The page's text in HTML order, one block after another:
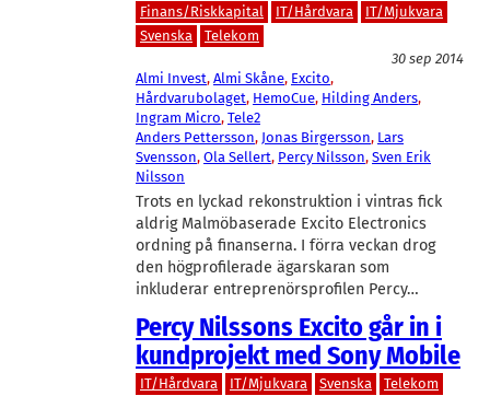
Finans/Riskkapital IT/Hårdvara
IT/Mjukvara
Svenska
Telekom
30 sep 2014
Almi Invest, Almi Skåne, Excito
Hårdvarubolaget, HemoCue, Hilding Anders
Ingram Micro, Tele2
Anders Pettersson, Jonas Birgersson, Lars
Svensson, Ola Sellert, Percy Nilsson, Sven Erik
Nilsson
Trots en lyckad rekonstruktion i vintras fick
aldrig Malmöbaserade Excito Electronics
ordning på finanserna. I förra veckan drog
den högprofilerade ägarskaran som
inkluderar entreprenörsprofilen Percy…
Percy Nilssons Excito går in i
kundprojekt med Sony Mobile
IT/Hårdvara IT/Mjukvara Svenska
Telekom